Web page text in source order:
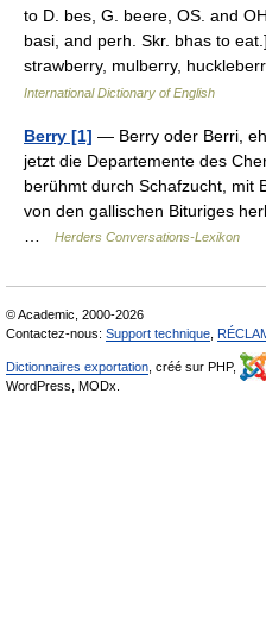
to D. bes, G. beere, OS. and
basi, and perh. Skr. bhas to
strawberry, mulberry,
International Dictionary of English
Berry [1] — Berry oder Berri,
jetzt die Departemente des
berühmt durch Schafzucht, mit
von den gallischen Bituriges
…
Herders Conversations-Lexikon
© Academic, 2000-2026
Contactez-nous: Support technique
Dictionnaires exportation , créé sur PHP,
WordPress, MODx.